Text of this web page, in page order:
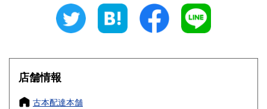
800円 三重県
大阪府
奈良県
店舗情報
古本配達本舗